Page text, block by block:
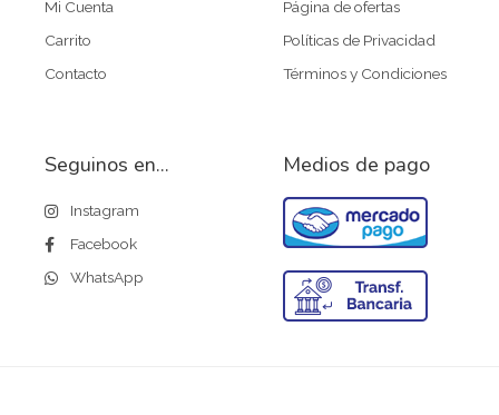
Mi Cuenta
Carrito
Contacto
Página de ofertas
Políticas de Privacidad
Términos y Condiciones
Seguinos en...
Instagram
Facebook
WhatsApp
Medios de pago